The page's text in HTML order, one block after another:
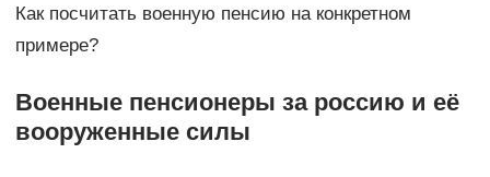
Как посчитать военную пенсию на конкретном
примере?
Военные пенсионеры за россию и её
вооруженные силы